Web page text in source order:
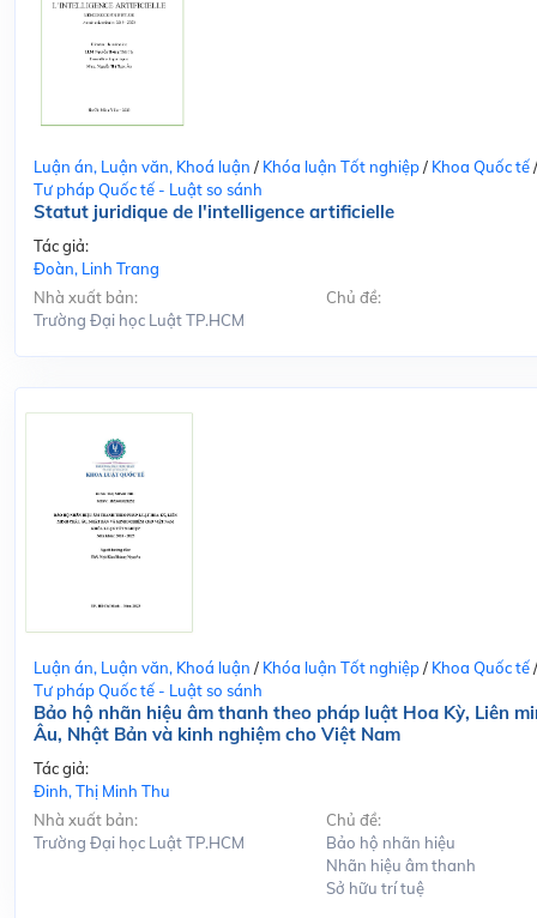
Luận án, Luận văn, Khoá luận / Khóa luận Tốt nghiệp/ Khoa Quốc tế/
Tư pháp Quốc tế - Luật so sánh
Statut juridique de l'intelligence artificielle
Tác giả:
Đoàn, Linh Trang
Nhà xuất bản:
Trường Đại học Luật TP.HCM
Chủ đề:
Luận án, Luận văn, Khoá luận / Khóa luận Tốt nghiệp/ Khoa Quốc tế/
Tư pháp Quốc tế - Luật so sánh
Bảo hộ nhãn hiệu âm thanh theo pháp luật Hoa Kỳ, Liên
Âu, Nhật Bản và kinh nghiệm cho Việt Nam
Tác giả:
Đinh, Thị Minh Thu
Nhà xuất bản:
Trường Đại học Luật TP.HCM
Chủ đề:
Bảo hộ nhãn hiệu
Nhãn hiệu âm thanh
Sở hữu trí tuệ